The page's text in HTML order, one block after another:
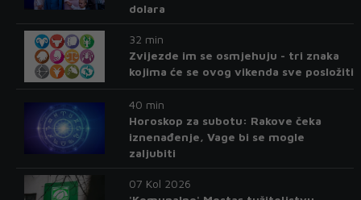
dolara
32 min
Zvijezde im se osmjehuju - tri znaka
kojima će se ovog vikenda sve posložiti
40 min
Horoskop za subotu: Rakove čeka
iznenađenje, Vage bi se mogle
zaljubiti
07 Kol 2026